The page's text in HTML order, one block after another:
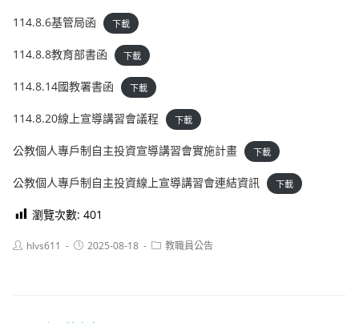
114.8.6基管局函 下載
114.8.8教育部書函 下載
114.8.14國教署書函 下載
114.8.20線上宣導講習會議程 下載
公教個人專戶制自主投資宣導講習會實施計畫 下載
公教個人專戶制自主投資線上宣導講習會連結資訊 下載
瀏覽次數: 401
Posthlvs611
Post2025-08-18
Post教職員公告